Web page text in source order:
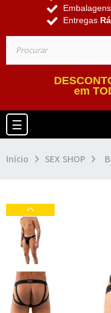
Embalagens
Entregas
em
Toggle navigation
☰
Início SEX SHOP